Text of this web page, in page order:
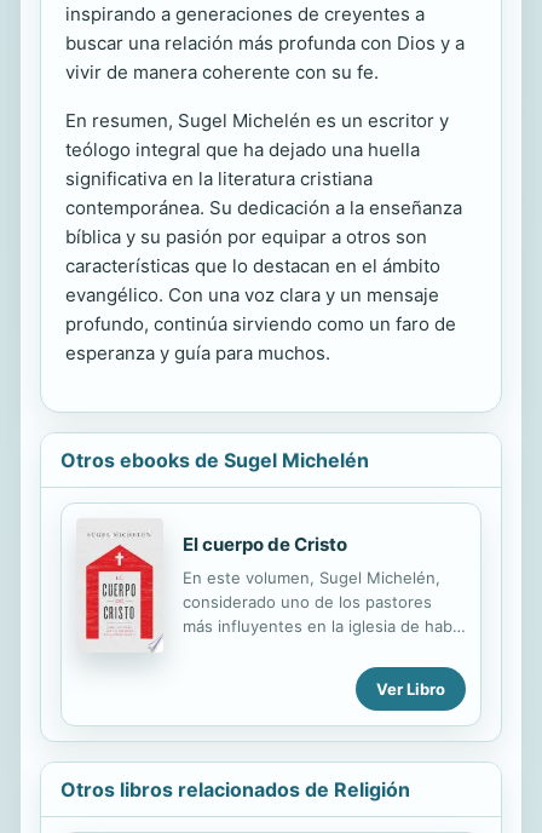
inspirando a generaciones de creyentes a
buscar una relación más profunda con Dios y a
vivir de manera coherente con su fe.
En resumen, Sugel Michelén es un escritor y
teólogo integral que ha dejado una huella
significativa en la literatura cristiana
contemporánea. Su dedicación a la enseñanza
bíblica y su pasión por equipar a otros son
características que lo destacan en el ámbito
evangélico. Con una voz clara y un mensaje
profundo, continúa sirviendo como un faro de
esperanza y guía para muchos.
Otros ebooks de Sugel Michelén
El cuerpo de Cristo
En este volumen, Sugel Michelén,
considerado uno de los pastores
más influyentes en la iglesia de habla
caso bíblico de membresía , nos lleva
a examinar la naturaleza y el alcance
de la iglesia local. A medida que
avanzamos en el viaje, aprendemos
somos partes de algo mas grande
que solo nosotros mismos, la
Ver Libro
Otros libros relacionados de Religión